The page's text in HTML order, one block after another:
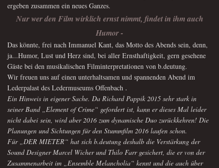
ergeben zusammen ein neues Ganzes.
Nur wer den Film wirklich ernst nimmt, findet in ihm auch
Humor -
Das könnte, frei nach Immanuel Kant, das Motto des Abends sein, denn,
ja...Humor, Lust und Herz sind, bei aller Ernsthaftigkeit, gern gesehene
Gäste bei den musikalischen Filminterpretationen von b.deutung.
Wir freuen uns auf einen unterhaltsamen und spannenden Abend im
Lederpalast des Ledermuseums Offenbach .
Ein Hinweis in eigener Sache. Da Richard Pappik 2015 sehr stark in
seiner Band „Element of Crime“ gefordert ist, kann er dieses Mal leider
nicht dabei sein, wird aber 2016 zum dynamische Duo zurückkehren! Die
Planungen und Sichtungen für den Stummfilm 2016 laufen schon.
Für „DER MIETER“ hat sich b.deutung deshalb die Verstärkung der
Sound Designer Marcel Wicher und Thilo Farr gesichert, die er von der
Zusammenarbeit im „Ensemble Melancholia“ kennt und die auch über